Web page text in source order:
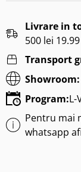
Livrare in
500 lei
Transport
Showroom:
Program:L-
Pentru mai
whatsapp